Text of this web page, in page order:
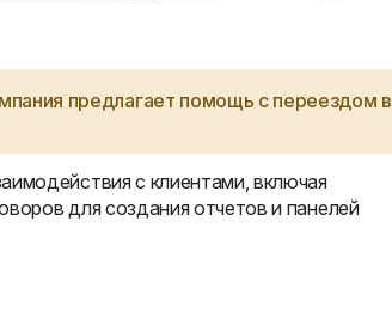
предлагает помощь с переездом в
с клиентами, включая
для создания отчетов и панелей